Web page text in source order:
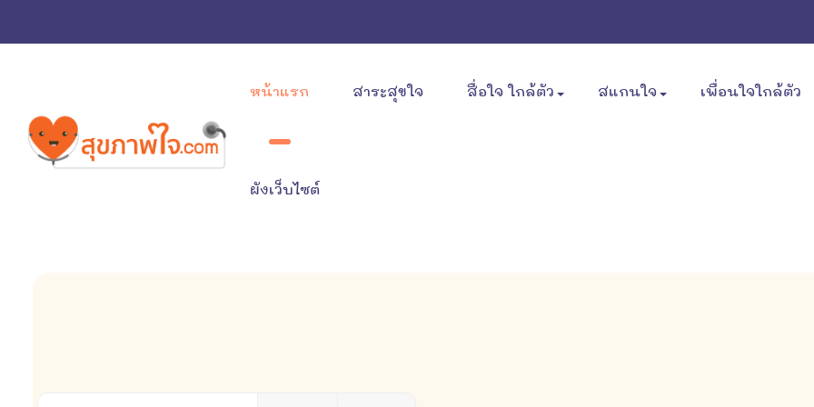
หน้าแรก สาระสุขใจ สื่อใจ ใกล้ตัว สแกนใจ เพื่อนใจใกล้ตัว
ผังเว็บไซต์